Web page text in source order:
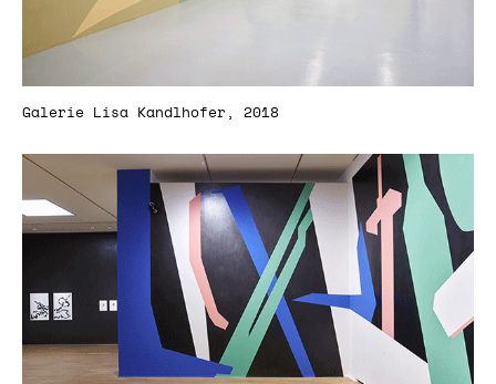
Galerie Lisa Kandlhofer, 2018